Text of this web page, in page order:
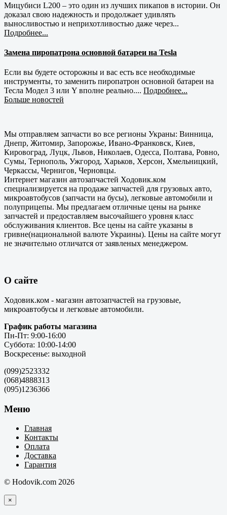
Мицубиси L200 – это один из лучших пикапов в истории. Он
доказал свою надежность и продолжает удивлять
выносливостью и неприхотливостью даже через...
Подробнее...
Замена пиропатрона основной батареи на Tesla
Если вы будете осторожны и вас есть все необходимые
инструменты, то заменить пиропатрон основной батареи на
Тесла Модел 3 или Y вполне реально.... Подробнее...
Больше новостей
Мы отправляем запчасти во все регионы Украны: Винница,
Днепр, Житомир, Запорожье, Ивано-Франковск, Киев,
Кировоград, Луцк, Львов, Николаев, Одесса, Полтава, Ровно,
Сумы, Тернополь, Ужгород, Харьков, Херсон, Хмельницкий,
Черкассы, Чернигов, Черновцы.
Интернет магазин автозапчастей Ходовик.ком
специализируется на продаже запчастей для грузовых авто,
микроавтобусов (запчасти на бусы), легковые автомобили и
полуприцепы. Мы предлагаем отличные цены на рынке
запчастей и предоставляем высочайшего уровня класс
обслуживания клиентов. Все цены на сайте указаны в
гривне(национальной валюте Украины). Цены на сайте могут
не значительно отличатся от заявленых менеджером.
О сайте
Ходовик.ком - магазин автозапчастей на грузовые,
микроавтобусы и легковые автомобили.
График работы магазина
Пн-Пт: 9:00-16:00
Суббота: 10:00-14:00
Воскресенье: выходной
(099)2523332
(068)4888313
(095)1236366
Меню
Главная
Контакты
Оплата
Доставка
Гарантия
© Hodovik.com 2026
×